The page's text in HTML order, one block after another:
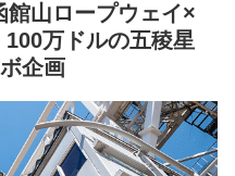
館山ロープウェイ×
万ドルの五稜星
企画